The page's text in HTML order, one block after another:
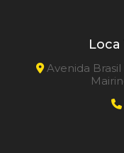
Avenida Brasil